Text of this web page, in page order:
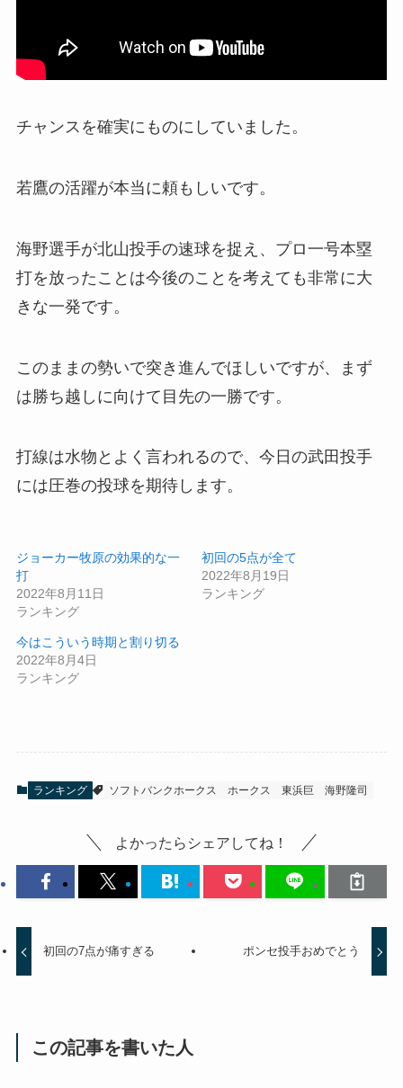
チャンスを確実にものにしていました。
若鷹の活躍が本当に頼もしいです。
海野選手が北山投手の速球を捉え、プロ一号本塁
打を放ったことは今後のことを考えても非常に大
きな一発です。
このままの勢いで突き進んでほしいですが、まず
は勝ち越しに向けて目先の一勝です。
打線は水物とよく言われるので、今日の武田投手
には圧巻の投球を期待します。
ジョーカー牧原の効果的な一
打
2022年8月11日
ランキング
初回の5点が全て
2022年8月19日
ランキング
今はこういう時期と割り切る
2022年8月4日
ランキング
ランキング ソフトバンクホークス ホークス 東浜巨 海野隆司
よかったらシェアしてね！
初回の7点が痛すぎる ポンセ投手おめでとう
この記事を書いた人